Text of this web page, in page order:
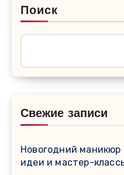
Поиск
Свежие записи
Новогодний
идеи и мастер-